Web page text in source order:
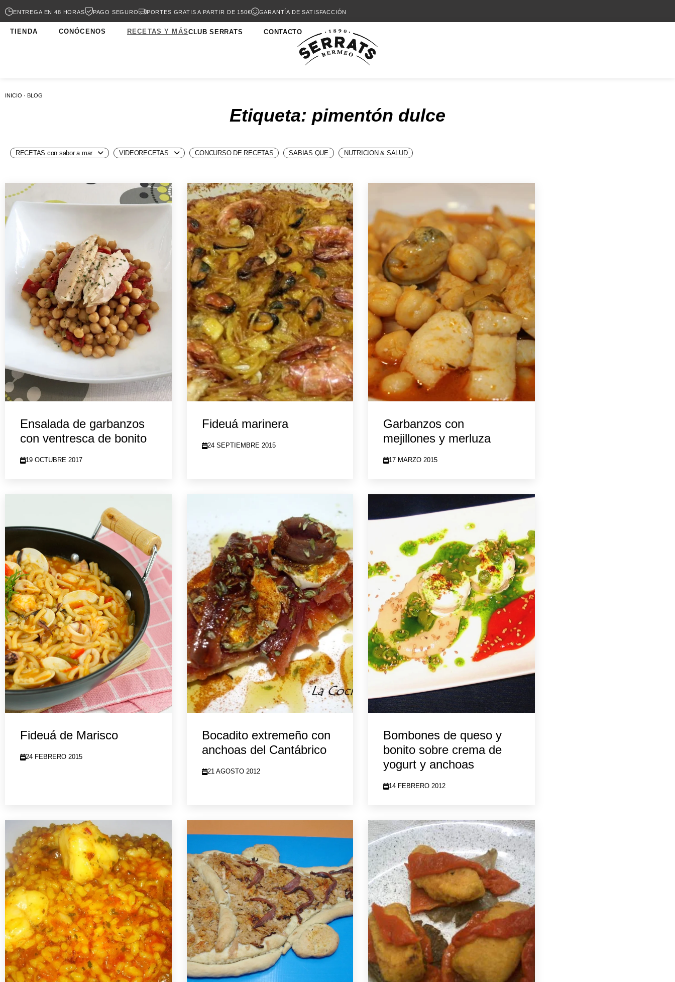
ENTREGA EN 48 HORAS PAGO SEGURO PORTES GRATIS A PARTIR DE 150€ GARANTÍA DE SATISFACCIÓN
TIENDA CONÓCENOS RECETAS Y MÁSCLUB SERRATS CONTACTO
INICIO · BLOG
Etiqueta: pimentón dulce
RECETAS con sabor a mar VIDEORECETAS CONCURSO DE RECETAS SABIAS QUE NUTRICION & SALUD
Ensalada de garbanzos
con ventresca de bonito
19 OCTUBRE 2017
Fideuá marinera
24 SEPTIEMBRE 2015
Garbanzos con
mejillones y merluza
17 MARZO 2015
Fideuá de Marisco
24 FEBRERO 2015
Bocadito extremeño con
anchoas del Cantábrico
21 AGOSTO 2012
Bombones de queso y
bonito sobre crema de
yogurt y anchoas
14 FEBRERO 2012